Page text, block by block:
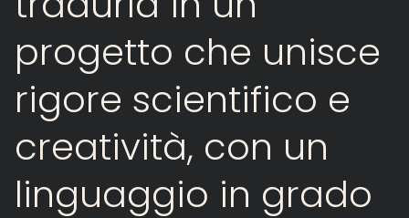
progetto che unisce
rigore scientifico e
creatività, con un
linguaggio in grado